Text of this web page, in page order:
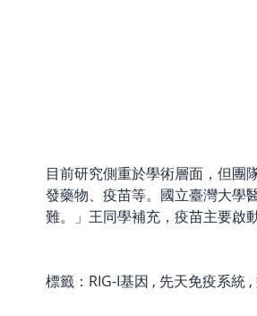
目前研究側重於學術層面，但團
發藥物、疫苗等。國立臺灣大學
難。」王同學補充，疫苗主要啟
標籤： RIG-I基因 , 先天免疫系統 ,